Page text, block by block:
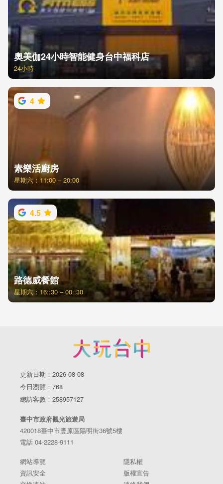
奧美伽24小時智能健身台中福科店
24小時
4
素樂活廚房
星期六：11:00 – 20:00
4.5
路德威餐館
星期六：16::30 – 00::30
更新日期：2026-08-08
今日瀏覽：768
總訪客數：258957127
臺中市政府觀光旅遊局
420018臺中市豐原區陽明街36號5樓
電話 04-2228-9111
網站導覽
隱私權
資訊安全
版權宣告